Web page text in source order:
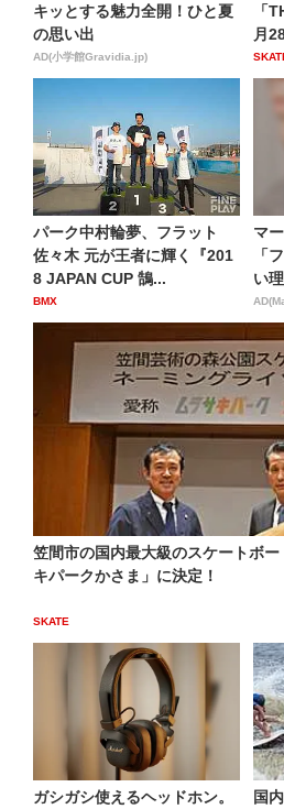
キッとする魅力全開！ひと夏
の思い出
AD(小学館Gravidia.jp)
「
月
パーク中村輪夢、フラット
佐々木 元が王者に輝く『201
8 JAPAN CUP 鵠...
BMX
マ
「
い
笠間市の国内最大級のスケートボ
キパークかさま」に決定！
SKATE
ガシガシ使えるヘッドホン。
国